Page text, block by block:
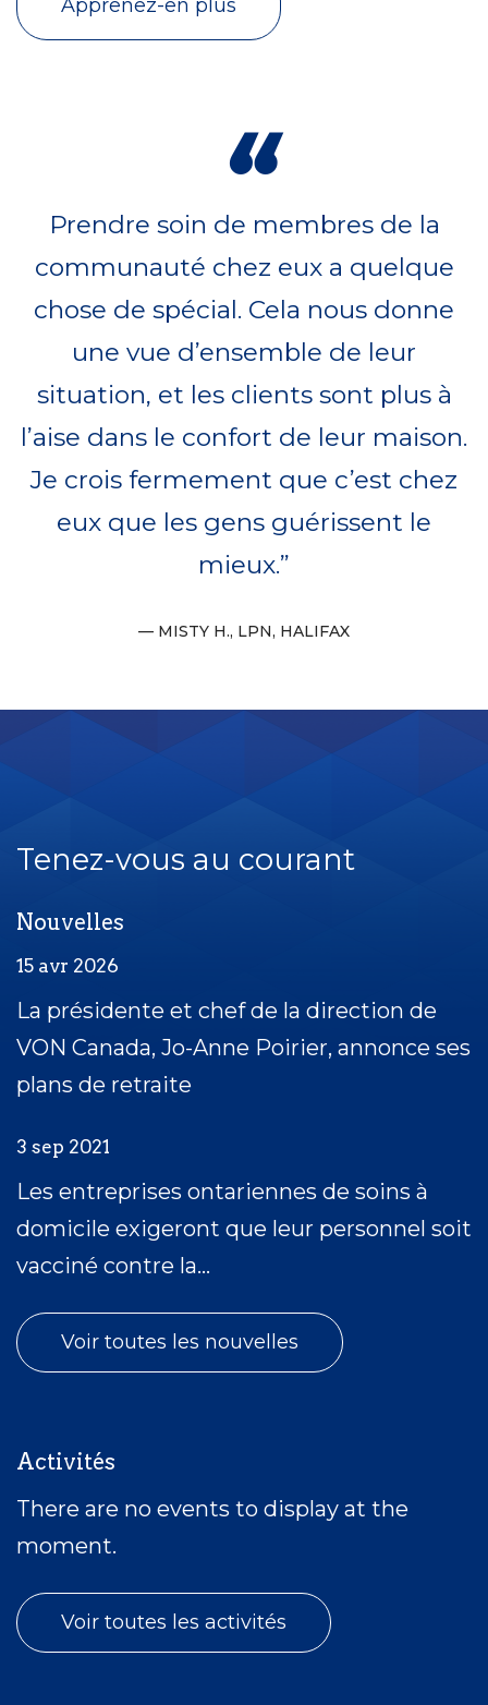
Apprenez-en plus
“
Prendre soin de membres de la
communauté chez eux a quelque
chose de spécial. Cela nous donne
une vue d’ensemble de leur
situation, et les clients sont plus à
l’aise dans le confort de leur maison.
Je crois fermement que c’est chez
eux que les gens guérissent le
mieux.
MISTY H., LPN, HALIFAX
Tenez-vous au courant
Nouvelles
15 avr 2026
La présidente et chef de la direction de
VON Canada, Jo-Anne Poirier, annonce ses
plans de retraite
3 sep 2021
Les entreprises ontariennes de soins à
domicile exigeront que leur personnel soit
vacciné contre la...
Voir toutes les nouvelles
Activités
There are no events to display at the
moment.
Voir toutes les activités